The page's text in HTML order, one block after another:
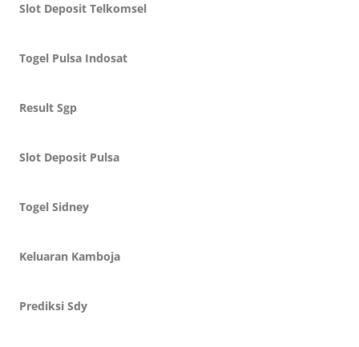
Slot Deposit Telkomsel
Togel Pulsa Indosat
Result Sgp
Slot Deposit Pulsa
Togel Sidney
Keluaran Kamboja
Prediksi Sdy